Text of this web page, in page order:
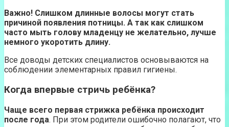
Важно! Слишком длинные волосы могут стать
причиной появления потницы. А так как слишком
часто мыть голову младенцу не желательно, лучше
немного укоротить длину.
Все доводы детских специалистов основываются на
соблюдении элементарных правил гигиены.
Когда впервые стричь ребёнка?
Чаще всего первая стрижка ребёнка происходит
после года. При этом родители ошибочно полагают, что